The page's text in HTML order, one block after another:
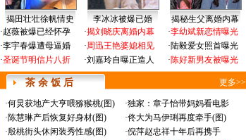
揭田壮壮徐帆情史 李冰冰被爆已婚
揭秘生父离婚内幕
·赵薇被爆已经怀孕
·李宇春爆遭母逼婚
·圣诞节明信片八折
·揭刘晓庆离婚内幕
·周迅王艳婆媳相见
·刘嘉玲自曝正造人
·李幼斌新恋情曝光
·陆毅爱女照首曝光
·陈好新男友被曝光
茶 余 饭 后 更多>>
·何炅获地产大亨喂猕猴桃(图) ·独家：章子怡带妈妈看电影
·陈慧琳产后恢复好身材(图) ·佟大为马伊琍再度牵手(图)
·殷桃街头休闲装秀性感(图) ·倪萍赵忠祥十年后再携手